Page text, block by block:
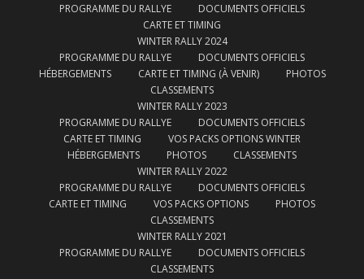
PROGRAMME DU RALLYE
DOCUMENTS OFFICIELS
CARTE ET TIMING
WINTER RALLY 2024
PROGRAMME DU RALLYE
DOCUMENTS OFFICIELS
HÉBERGEMENTS
CARTE ET TIMING (À VENIR)
PHOTOS
CLASSEMENTS
WINTER RALLY 2023
PROGRAMME DU RALLYE
DOCUMENTS OFFICIELS
CARTE ET TIMING
VOS PACKS OPTIONS WINTER
HÉBERGEMENTS
PHOTOS
CLASSEMENTS
WINTER RALLY 2022
PROGRAMME DU RALLYE
DOCUMENTS OFFICIELS
CARTE ET TIMING
VOS PACKS OPTIONS
PHOTOS
CLASSEMENTS
WINTER RALLY 2021
PROGRAMME DU RALLYE
DOCUMENTS OFFICIELS
CLASSEMENTS